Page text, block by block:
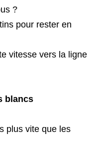
?
pour rester en
vitesse vers la ligne
blancs
plus vite que les